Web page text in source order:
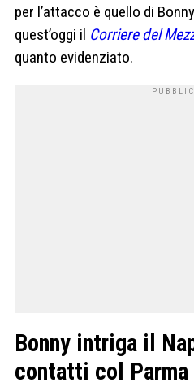
per l’attacco è quello di
quest’oggi il Corriere del
quanto evidenziato.
Bonny intriga il
contatti col Parma